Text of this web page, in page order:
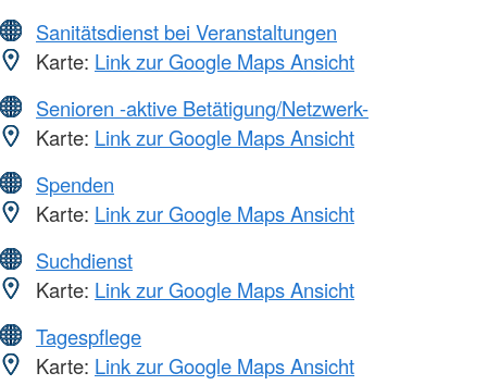
Sanitätsdienst bei Veranstaltungen
Karte: Link zur Google Maps Ansicht
Senioren -aktive Betätigung/Netzwerk-
Karte: Link zur Google Maps Ansicht
Spenden
Karte: Link zur Google Maps Ansicht
Suchdienst
Karte: Link zur Google Maps Ansicht
Tagespflege
Karte: Link zur Google Maps Ansicht